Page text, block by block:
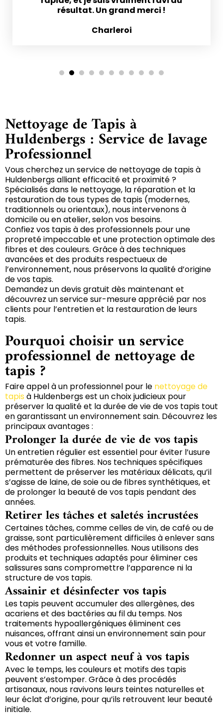
résultat. Un grand merci !
Charleroi
1 2 3
Nettoyage de Tapis à
Huldenbergs : Service de lavage
Professionnel
Vous cherchez un service de nettoyage de tapis à
Huldenbergs alliant efficacité et proximité ?
Spécialisés dans le nettoyage, la réparation et la
restauration de tous types de tapis (modernes,
traditionnels ou orientaux), nous intervenons à
domicile ou en atelier, selon vos besoins.
Confiez vos tapis à des professionnels pour une
propreté impeccable et une protection optimale des
fibres et des couleurs. Grâce à des techniques
avancées et des produits respectueux de
l’environnement, nous préservons la qualité d’origine
de vos tapis.
Demandez un devis gratuit dès maintenant et
découvrez un service sur-mesure apprécié par nos
clients pour l’entretien et la restauration de leurs
tapis.
Pourquoi choisir un service
professionnel de nettoyage de
tapis ?
Faire appel à un professionnel pour le nettoyage de
tapis à Huldenbergs est un choix judicieux pour
préserver la qualité et la durée de vie de vos tapis tout
en garantissant un environnement sain. Découvrez les
principaux avantages :
Prolonger la durée de vie de vos tapis
Un entretien régulier est essentiel pour éviter l’usure
prématurée des fibres. Nos techniques spécifiques
permettent de préserver les matériaux délicats, qu’il
s’agisse de laine, de soie ou de fibres synthétiques, et
de prolonger la beauté de vos tapis pendant des
années.
Retirer les tâches et saletés incrustées
Certaines tâches, comme celles de vin, de café ou de
graisse, sont particulièrement difficiles à enlever sans
des méthodes professionnelles. Nous utilisons des
produits et techniques adaptés pour éliminer ces
salissures sans compromettre l’apparence ni la
structure de vos tapis.
Assainir et désinfecter vos tapis
Les tapis peuvent accumuler des allergènes, des
acariens et des bactéries au fil du temps. Nos
traitements hypoallergéniques éliminent ces
nuisances, offrant ainsi un environnement sain pour
vous et votre famille.
Redonner un aspect neuf à vos tapis
Avec le temps, les couleurs et motifs des tapis
peuvent s’estomper. Grâce à des procédés
artisanaux, nous ravivons leurs teintes naturelles et
leur éclat d’origine, pour qu’ils retrouvent leur beauté
initiale.